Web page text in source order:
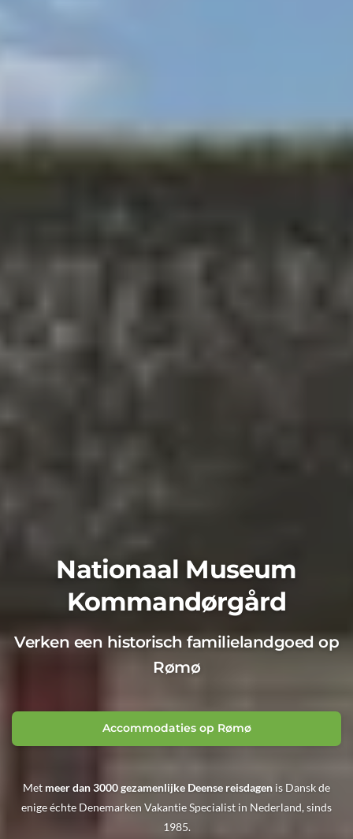
Nationaal Museum
Kommandørgård
Verken een historisch familielandgoed op
Rømø
Accommodaties op Rømø
Met meer dan 3000 gezamenlijke Deense reisdagen is Dansk de
enige échte Denemarken Vakantie Specialist in Nederland, sinds
1985.